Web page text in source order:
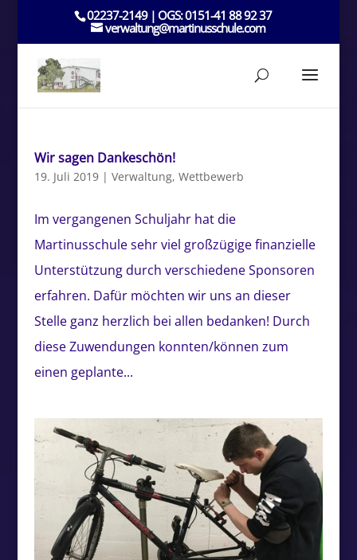
02237-2149 | OGS: 0151-41 88 92 37
verwaltung@martinusschule.com
Wir sagen Dankeschön!
19. Juli 2019| Verwaltung, Wettbewerb
Im vergangenen Schuljahr hat die
Martinusschule sehr viel großzügige finanzielle
Unterstützung durch verschiedene Sponsoren
erfahren. Dafür möchten wir uns an dieser
Stelle ganz herzlich bei allen bedanken! Durch
diese Zuwendungen konnten/können zum
einen geplante...